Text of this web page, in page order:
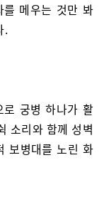
를 메우는 것만 봐
.
궁병 하나가 활
소리와 함께 성벽
보병대를 노린 화